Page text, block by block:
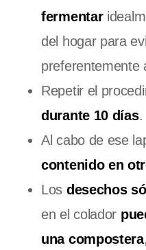
fermentar
del hogar para
preferentemente
Repetir el
durante 10 días.
Al cabo de ese
contenido en
Los desechos
en el colador
una compostera